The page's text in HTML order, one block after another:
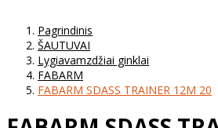
Pagrindinis
ŠAUTUVAI
Lygiavamzdžiai ginklai
FABARM
FABARM SDASS TRAINER 12M 20